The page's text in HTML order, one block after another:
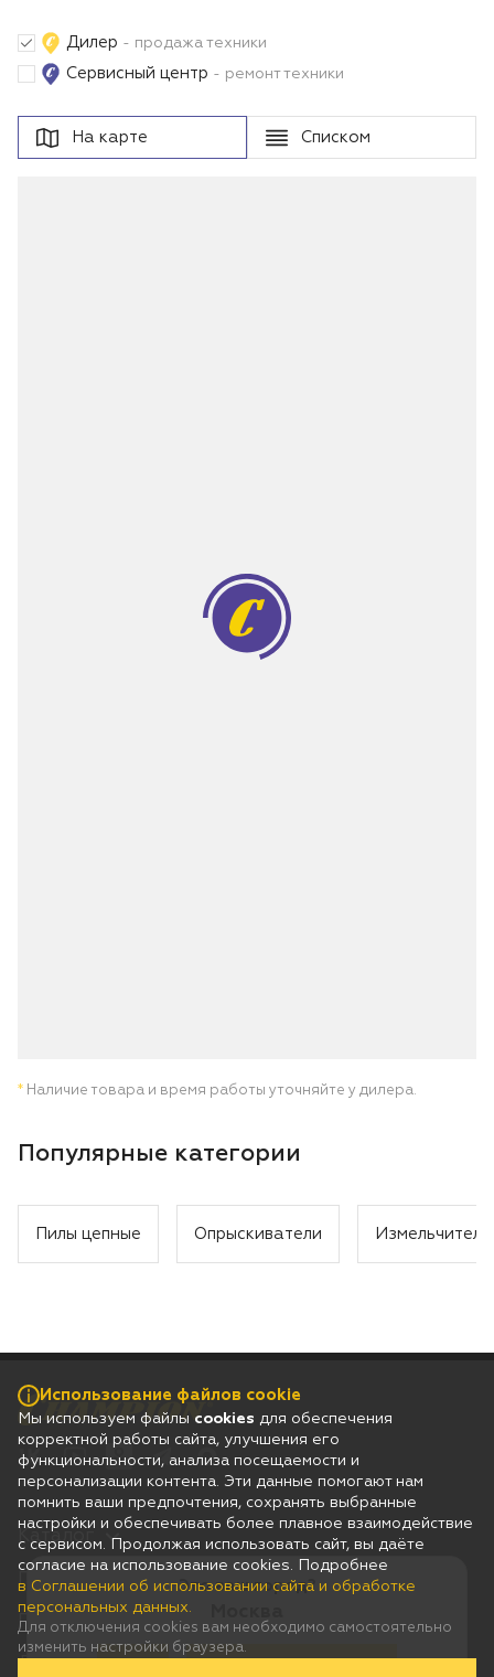
Это ваш город?
Дилер - продажа техники
Сервисный центр - ремонт техники
На карте Списком
* Наличие товара и время работы уточняйте у дилера.
Популярные категории
Пилы цепные Опрыскиватели Измельчители
Гарантия
Покупателям
Дилерам
Каталог
Использование файлов cookie
Мы используем файлы cookies для обеспечения
корректной работы сайта, улучшения его
функциональности, анализа посещаемости и
персонализации контента. Эти данные помогают нам
помнить ваши предпочтения, сохранять выбранные
настройки и обеспечивать более плавное взаимодействие
с сервисом. Продолжая использовать сайт, вы даёте
согласие на использование cookies. Подробнее
в Соглашении об использовании сайта и обработке
персональных данных.
Для отключения cookies вам необходимо самостоятельно
изменить настройки браузера.